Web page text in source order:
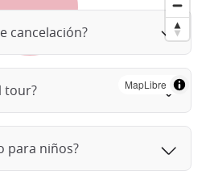
MapLibre
cancelación?
tour?
para niños?